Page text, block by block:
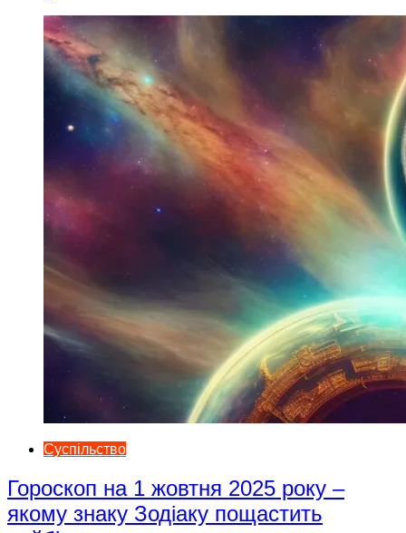
Суспільство
Гороскоп на 1 жовтня 2025 року –
якому знаку Зодіаку пощастить